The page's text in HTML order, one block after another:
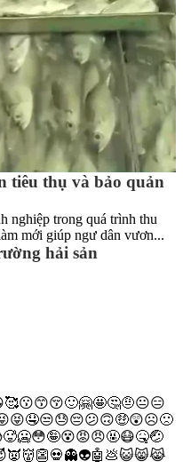
tiêu thụ và bảo quản
nghiệp trong quá trình thu
mới giúp ngư dân vươn...
hải sản
🥰😗😙😚🙂🤗🤩🤔🤨😐😑
😝🤤😒😓😔😕🙃🤑😲☹️🙁
🥵🥶😳🤪😵😡😠🤬😷🤒🤕
👿👹👺💀👻👽🤖 💩😺😸😹